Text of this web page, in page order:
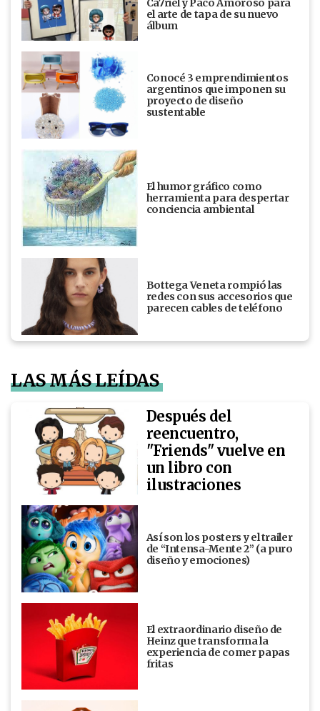
Ca7riel y Paco Amoroso para
el arte de tapa de su nuevo
álbum
Conocé 3 emprendimientos
argentinos que imponen su
proyecto de diseño
sustentable
El humor gráfico como
herramienta para despertar
conciencia ambiental
Bottega Veneta rompió las
redes con sus accesorios que
parecen cables de teléfono
LAS MÁS LEÍDAS
Después del
reencuentro,
"Friends" vuelve en
un libro con
ilustraciones
Así son los posters y el trailer
de “Intensa-Mente 2” (a puro
diseño y emociones)
El extraordinario diseño de
Heinz que transforma la
experiencia de comer papas
fritas